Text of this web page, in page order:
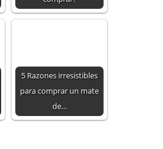
5 Razones irresistibles
para comprar un mate
de…